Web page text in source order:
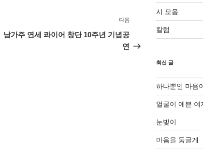
다
음
글
다음
남가주 연세 콰이어 창단 10주년 기념공
연
시 모음
칼럼
최신 글
하나뿐인 마음
얼굴이 예쁜 여
눈빛이
마음을 둥글게